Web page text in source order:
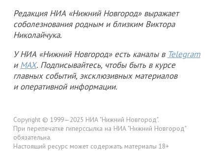
Редакция НИА «Нижний Новгород» выражает
соболезнования родным и близким Виктора
Николайчука.
У НИА «Нижний Новгород» есть каналы в Telegram
и MAX. Подписывайтесь, чтобы быть в курсе
главных событий, эксклюзивных материалов
и оперативной информации.
Copyright © 1999—2025 НИА "Нижний Новгород".
При перепечатке гиперссылка на НИА "Нижний Новгород"
обязательна.
Настоящий ресурс может содержать материалы 18+